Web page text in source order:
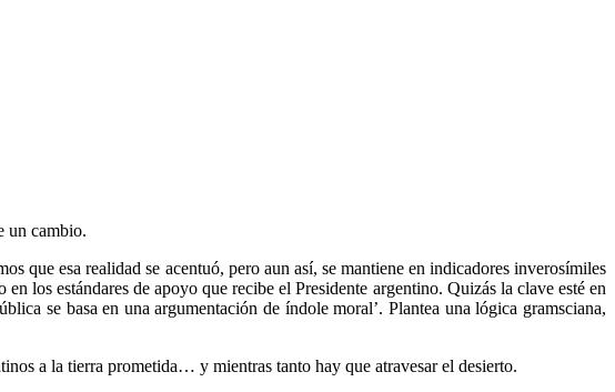
un cambio.
que esa realidad se acentuó, pero aun así, se mantiene en indicadores inverosímiles
los estándares de apoyo que recibe el Presidente argentino. Quizás la clave esté en
se basa en una argumentación de índole moral’. Plantea una lógica gramsciana,
a la tierra prometida… y mientras tanto hay que atravesar el desierto.